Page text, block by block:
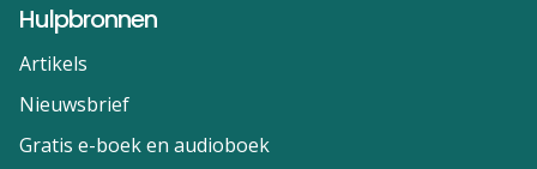
Hulpbronnen
Artikels
Nieuwsbrief
Gratis e-boek en audioboek